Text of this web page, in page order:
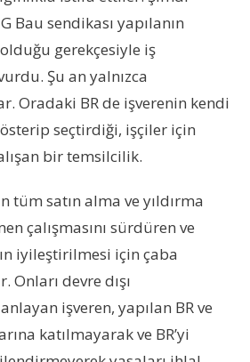
Bau sendikası yapılanın
gerekçesiyle iş
Şu an yalnızca
Oradaki BR de işverenin kendi
seçtirdiği, işçiler için
bir temsilcilik.
tüm satın alma ve yıldırma
çalışmasını sürdüren ve
iyileştirilmesi için çaba
Onları devre dışı
işveren, yapılan BR ve
katılmayarak ve BR’yi